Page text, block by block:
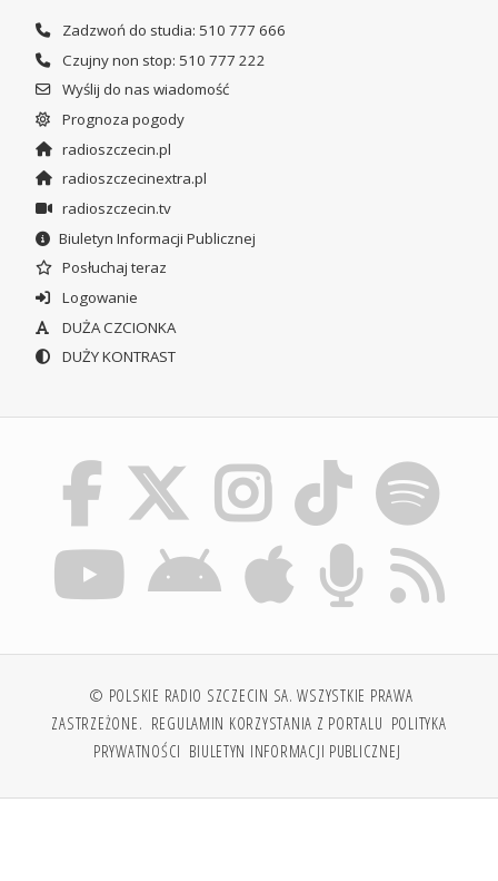
Zadzwoń do studia: 510 777 666
Czujny non stop: 510 777 222
Wyślij do nas wiadomość
Prognoza pogody
radioszczecin.pl
radioszczecinextra.pl
radioszczecin.tv
Biuletyn Informacji Publicznej
Posłuchaj teraz
Logowanie
DUŻA CZCIONKA
DUŻY KONTRAST
© POLSKIE RADIO SZCZECIN SA. WSZYSTKIE PRAWA
ZASTRZEŻONE. REGULAMIN KORZYSTANIA Z PORTALU POLITYKA
PRYWATNOŚCI BIULETYN INFORMACJI PUBLICZNEJ